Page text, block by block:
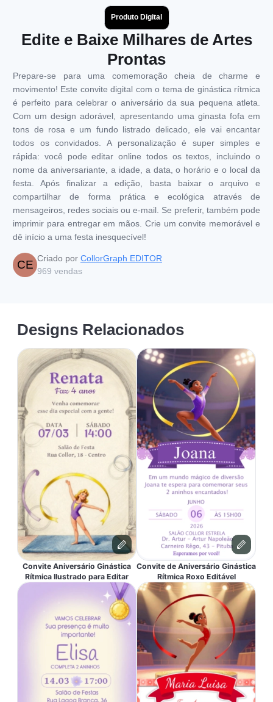
Produto Digital
Edite e Baixe Milhares de Artes
Prontas
Prepare-se para uma comemoração cheia de charme e
movimento! Este convite digital com o tema de ginástica rítmica
é perfeito para celebrar o aniversário da sua pequena atleta.
Com um design adorável, apresentando uma ginasta fofa em
tons de rosa e um fundo listrado delicado, ele vai encantar
todos os convidados. A personalização é super simples e
rápida: você pode editar online todos os textos, incluindo o
nome da aniversariante, a idade, a data, o horário e o local da
festa. Após finalizar a edição, basta baixar o arquivo e
compartilhar de forma prática e ecológica através de
mensageiros, redes sociais ou e-mail. Se preferir, também pode
imprimir para entregar em mãos. Crie um convite memorável e
dê início a uma festa inesquecível!
CE Criado por CollorGraph EDITOR
969 vendas
Designs Relacionados
Convite Aniversário Ginástica
Rítmica Ilustrado para Editar
Convite de Aniversário Ginástica
Rítmica Roxo Editável